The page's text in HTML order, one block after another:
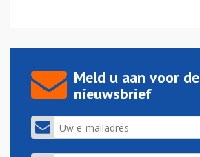
Meld u aan voor de
nieuwsbrief